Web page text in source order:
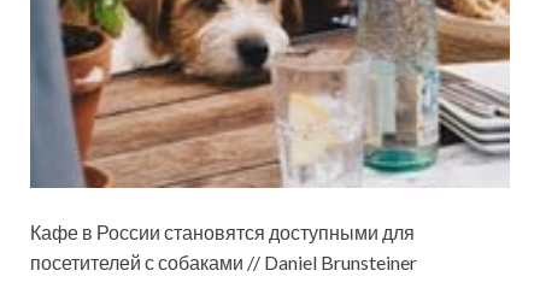
Кафе в России становятся доступными для
посетителей с собаками // Daniel Brunsteiner